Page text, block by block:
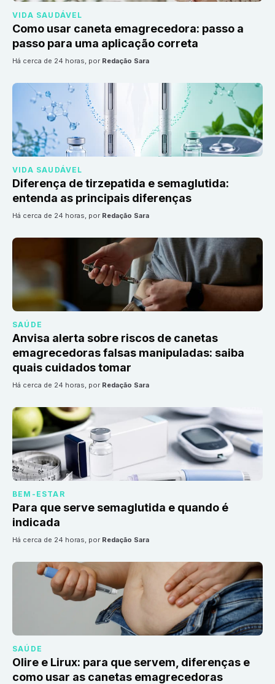
VIDA SAUDÁVEL
Como usar caneta emagrecedora: passo a
passo para uma aplicação correta
há cerca de 24 horas, por Redação Sara
VIDA SAUDÁVEL
Diferença de tirzepatida e semaglutida:
entenda as principais diferenças
há cerca de 24 horas, por Redação Sara
SAÚDE
Anvisa alerta sobre riscos de canetas
emagrecedoras falsas manipuladas: saiba
quais cuidados tomar
há cerca de 24 horas, por Redação Sara
BEM-ESTAR
Para que serve semaglutida e quando é
indicada
há cerca de 24 horas, por Redação Sara
SAÚDE
Olire e Lirux: para que servem, diferenças e
como usar as canetas emagrecedoras